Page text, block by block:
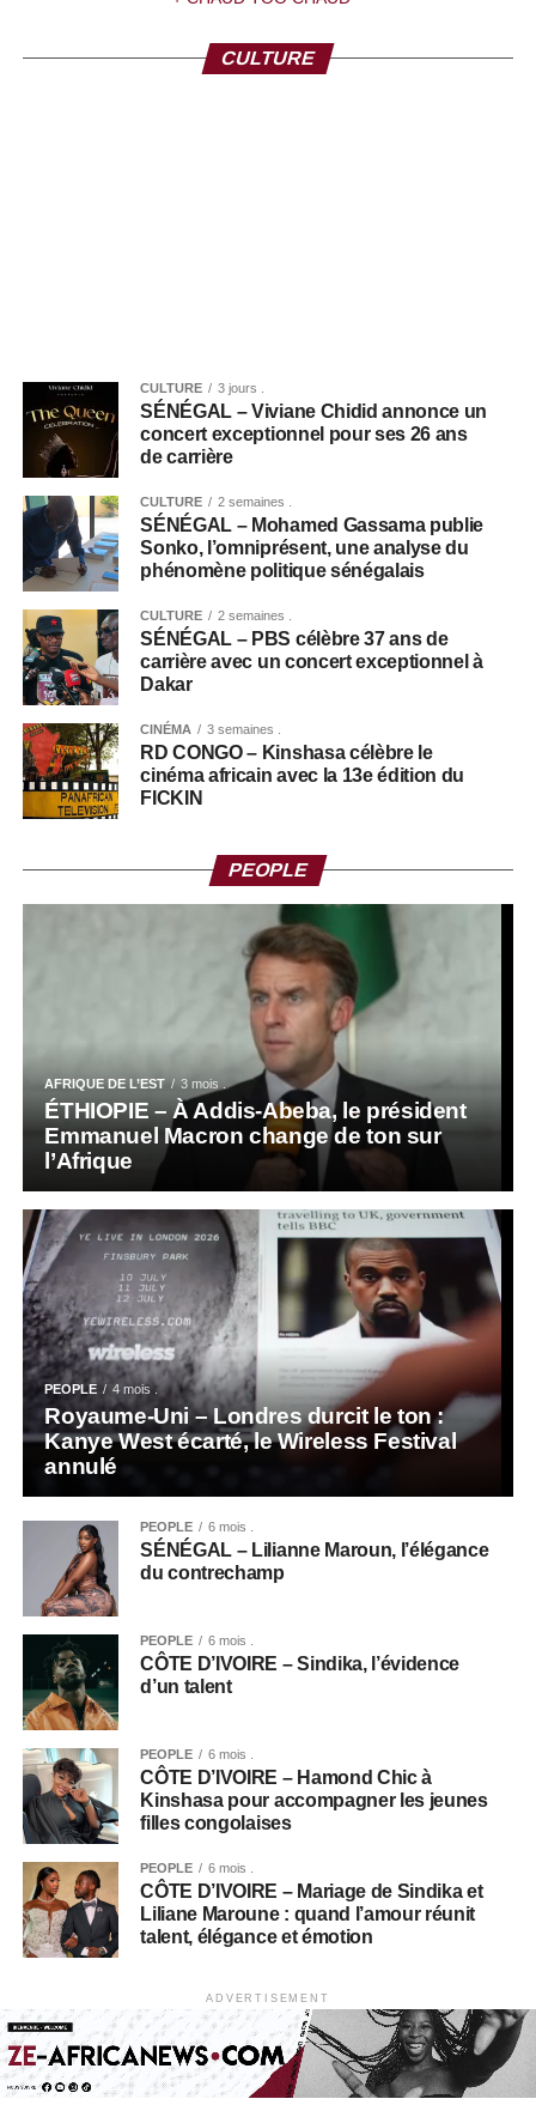
CULTURE
CULTURE 3 jours .
SÉNÉGAL – Viviane Chidid annonce un
concert exceptionnel pour ses 26 ans
de carrière
CULTURE 2 semaines .
SÉNÉGAL – Mohamed Gassama publie
Sonko, l’omniprésent, une analyse du
phénomène politique sénégalais
CULTURE 2 semaines .
SÉNÉGAL – PBS célèbre 37 ans de
carrière avec un concert exceptionnel à
Dakar
CINÉMA 3 semaines .
RD CONGO – Kinshasa célèbre le
cinéma africain avec la 13e édition du
FICKIN
PEOPLE
AFRIQUE DE L’EST 3 mois .
ÉTHIOPIE – À Addis-Abeba, le président
Emmanuel Macron change de ton sur
l’Afrique
PEOPLE 4 mois .
Royaume-Uni – Londres durcit le ton :
Kanye West écarté, le Wireless Festival
annulé
PEOPLE 6 mois .
SÉNÉGAL – Lilianne Maroun, l’élégance
du contrechamp
PEOPLE 6 mois .
CÔTE D’IVOIRE – Sindika, l’évidence
d’un talent
PEOPLE 6 mois .
CÔTE D’IVOIRE – Hamond Chic à
Kinshasa pour accompagner les jeunes
filles congolaises
PEOPLE 6 mois .
CÔTE D’IVOIRE – Mariage de Sindika et
Liliane Maroune : quand l’amour réunit
talent, élégance et émotion
ADVERTISEMENT